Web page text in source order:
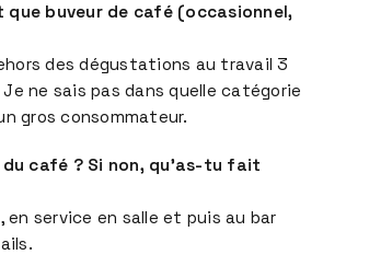
buveur de café (occasionnel,
des dégustations au travail 3
ne sais pas dans quelle catégorie
gros consommateur.
café ? Si non, qu’as-tu fait
service en salle et puis au bar